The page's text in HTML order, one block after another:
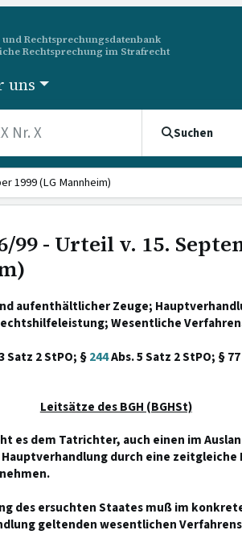
Rechtsprechungsdatenbank
Rechtsprechung im Strafrecht
uns
Suchen
1999 (LG Mannheim)
99 - Urteil v. 15.
aufenthältlicher Zeuge;
Wesentliche
Satz 2 StPO; §244Abs. 5 Satz 2 StPO; § 77
Leitsätze des BGH (BGHSt)
es dem Tatrichter, auch einen im
durch eine zeitgleiche
des ersuchten Staates muß im
geltenden wesentlichen